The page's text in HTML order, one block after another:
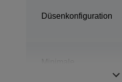
Düsenkonfiguration